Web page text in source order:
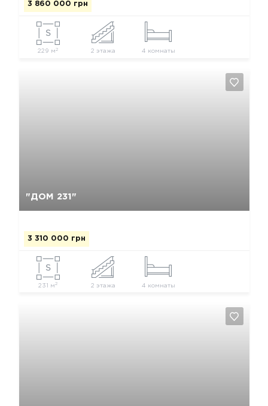
3 860 000 грн
229 м 2 2 этажа 4 комнаты
"ДОМ 231"
3 310 000 грн
231 м2 2 этажа 4 комнаты